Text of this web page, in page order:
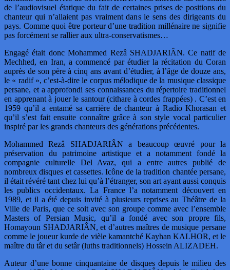
de l’audiovisuel étatique du fait de certaines prises de positions du
chanteur qui n’allaient pas vraiment dans le sens des dirigeants du
pays. Comme quoi être porteur d’une tradition millénaire ne signifie
pas forcément se rallier aux ultra-conservatismes…
Engagé était donc Mohammed Rezâ SHADJARIÂN. Ce natif de
Mechhed, en Iran, a commencé par étudier la récitation du Coran
auprès de son père à cinq ans avant d’étudier, à l’âge de douze ans,
le « radif », c’est-à-dire le corpus mélodique de la musique classique
persane, et a approfondi ses connaissances du répertoire traditionnel
en apprenant à jouer le santour (cithare à cordes frappées) . C’est en
1959 qu’il a entamé sa carrière de chanteur à Radio Khorasan et
qu’il s’est fait ensuite connaître grâce à son style vocal particulier
inspiré par les grands chanteurs des générations précédentes.
Mohammed Rezâ SHADJARIÂN a beaucoup œuvré pour la
préservation du patrimoine artistique et a notamment fondé la
compagnie culturelle Del Avaz, qui a entre autres publié de
nombreux disques et cassettes. Icône de la tradition chantée persane,
il était révéré tant chez lui qu’à l’étranger, son art ayant aussi conquis
les publics occidentaux. La France l’a notamment découvert en
1989, et il a été depuis invité à plusieurs reprises au Théâtre de la
Ville de Paris, que ce soit avec son groupe comme avec l’ensemble
Masters of Persian Music, qu’il a fondé avec son propre fils,
Homayoun SHADJARIÂN, et d’autres maîtres de musique persane
comme le joueur kurde de vièle kamantché Kayhan KALHOR, et le
maître du târ et du setâr (luths traditionnels) Hossein ALIZADEH.
Auteur d’une bonne cinquantaine de disques depuis le milieu des